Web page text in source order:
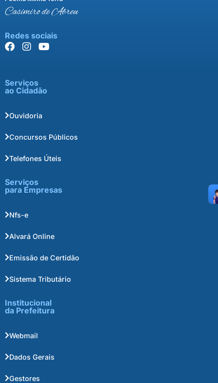
Casimiro de Abreu
Redes sociais
Serviços
ao Cidadão
Ouvidoria
Concursos Públicos
Telefones Úteis
Serviços
para Empresas
Nfs-e
Alvará Online
Emissão de Certidão
Sistema Tributário
Institucional
da Prefeitura
Webmail
Dados Gerais
Gestores